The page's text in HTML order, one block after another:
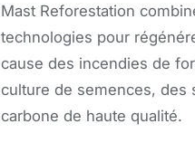
Mast Reforestation
technologies pour
cause des incendies de
culture de semences, des
carbone de haute qualité.